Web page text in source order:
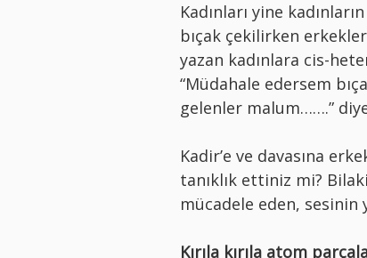
Kadınları yine
bıçak çekilirken
yazan kadınlara cis-
“Müdahale edersem
gelenler malum…….”
Kadir’e ve davasına
tanıklık ettiniz mi?
mücadele eden, sesinin
Kırıla kırıla atom